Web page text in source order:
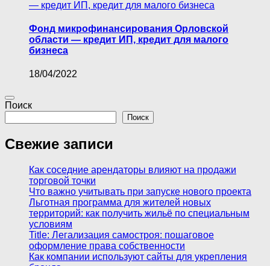
Фонд микрофинансирования Орловской
области — кредит ИП, кредит для малого
бизнеса
18/04/2022
Поиск
Поиск
Свежие записи
Как соседние арендаторы влияют на продажи
торговой точки
Что важно учитывать при запуске нового проекта
Льготная программа для жителей новых
территорий: как получить жильё по специальным
условиям
Title: Легализация самостроя: пошаговое
оформление права собственности
Как компании используют сайты для укрепления